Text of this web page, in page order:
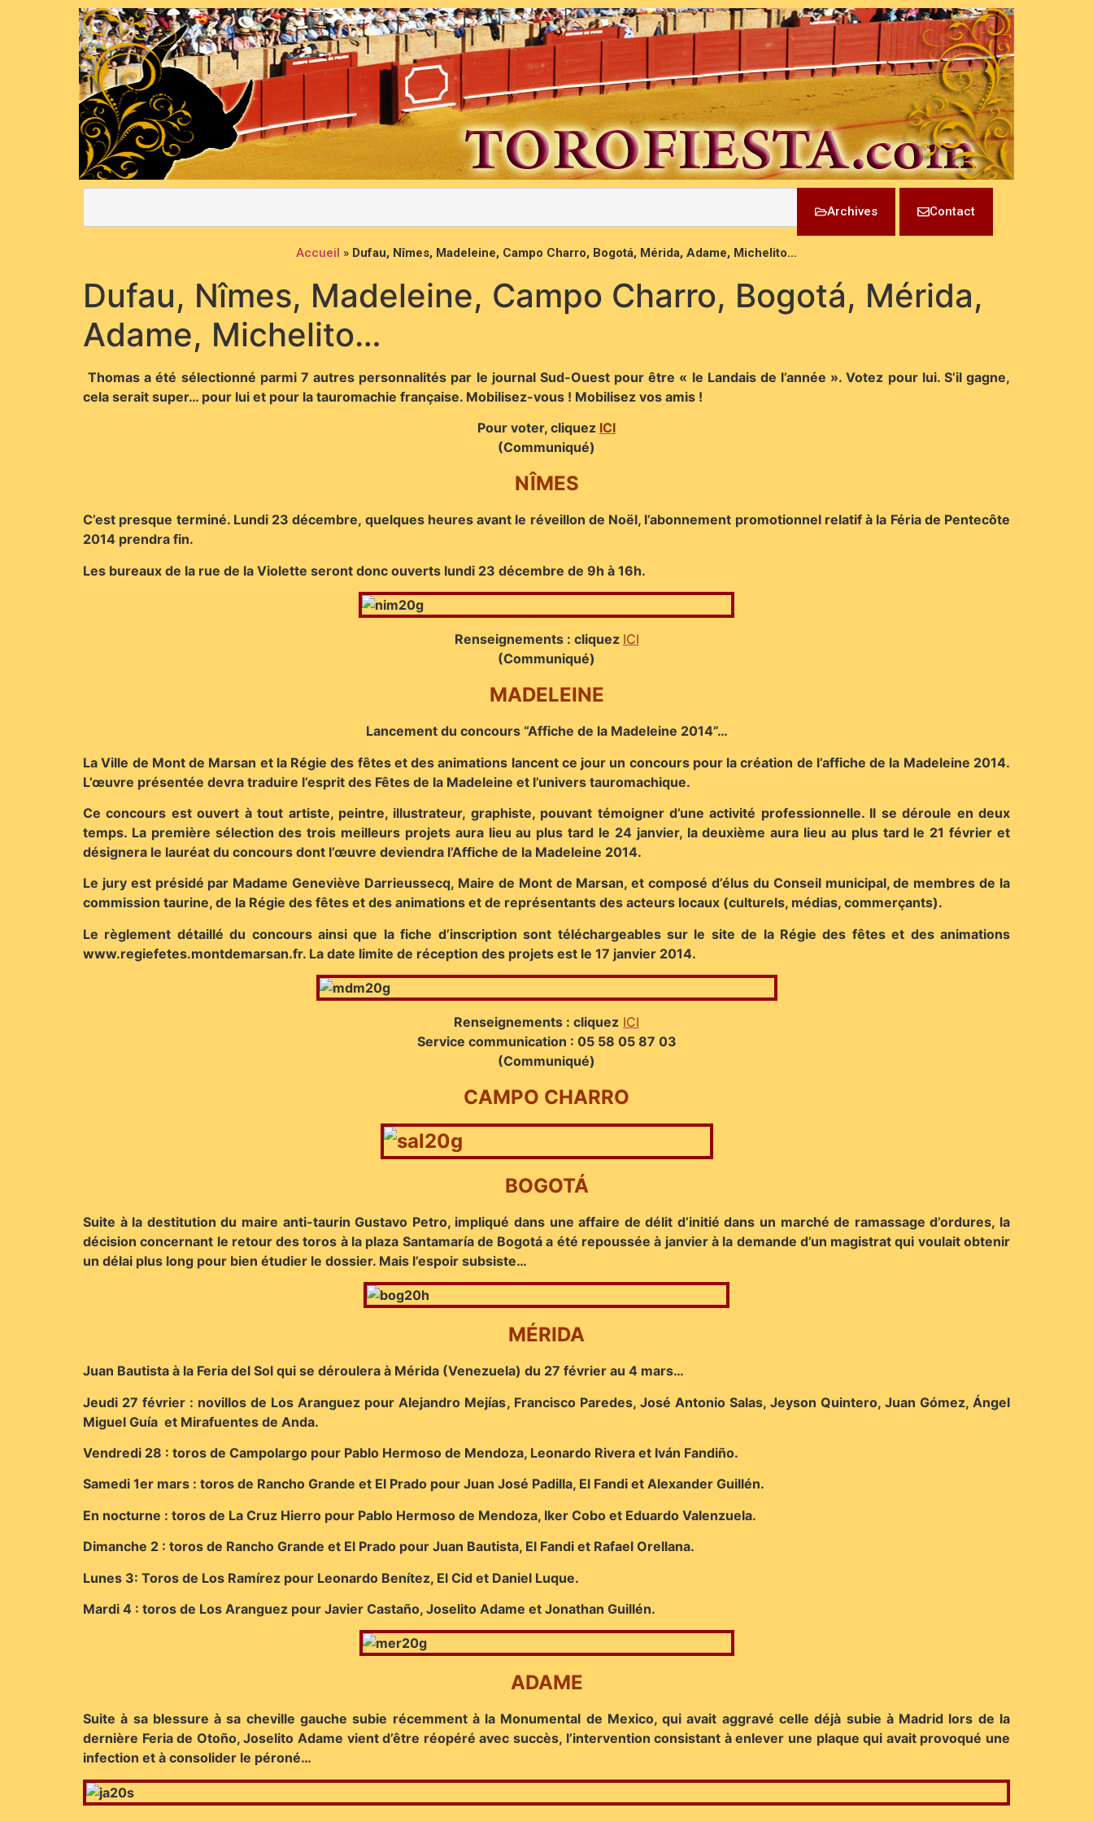
Archives Contact
Accueil » Dufau, Nîmes, Madeleine, Campo Charro, Bogotá, Mérida, Adame, Michelito…
Dufau, Nîmes, Madeleine, Campo Charro, Bogotá, Mérida,
Adame, Michelito…
Thomas a été sélectionné parmi 7 autres personnalités par le journal Sud-Ouest pour être « le Landais de l’année ». Votez pour lui. S’il gagne,
cela serait super… pour lui et pour la tauromachie française. Mobilisez-vous ! Mobilisez vos amis !
Pour voter, cliquez ICI
(Communiqué)
NÎMES
C’est presque terminé. Lundi 23 décembre, quelques heures avant le réveillon de Noël, l’abonnement promotionnel relatif à la Féria de Pentecôte
2014 prendra fin.
Les bureaux de la rue de la Violette seront donc ouverts lundi 23 décembre de 9h à 16h.
Renseignements : cliquez ICI
(Communiqué)
MADELEINE
Lancement du concours “Affiche de la Madeleine 2014”…
La Ville de Mont de Marsan et la Régie des fêtes et des animations lancent ce jour un concours pour la création de l’affiche de la Madeleine 2014.
L’œuvre présentée devra traduire l’esprit des Fêtes de la Madeleine et l’univers tauromachique.
Ce concours est ouvert à tout artiste, peintre, illustrateur, graphiste, pouvant témoigner d’une activité professionnelle. Il se déroule en deux
temps. La première sélection des trois meilleurs projets aura lieu au plus tard le 24 janvier, la deuxième aura lieu au plus tard le 21 février et
désignera le lauréat du concours dont l’œuvre deviendra l’Affiche de la Madeleine 2014.
Le jury est présidé par Madame Geneviève Darrieussecq, Maire de Mont de Marsan, et composé d’élus du Conseil municipal, de membres de la
commission taurine, de la Régie des fêtes et des animations et de représentants des acteurs locaux (culturels, médias, commerçants).
Le règlement détaillé du concours ainsi que la fiche d’inscription sont téléchargeables sur le site de la Régie des fêtes et des animations
www.regiefetes.montdemarsan.fr. La date limite de réception des projets est le 17 janvier 2014.
Renseignements : cliquez ICI
Service communication : 05 58 05 87 03
(Communiqué)
CAMPO CHARRO
BOGOTÁ
Suite à la destitution du maire anti-taurin Gustavo Petro, impliqué dans une affaire de délit d’initié dans un marché de ramassage d’ordures, la
décision concernant le retour des toros à la plaza Santamaría de Bogotá a été repoussée à janvier à la demande d’un magistrat qui voulait obtenir
un délai plus long pour bien étudier le dossier. Mais l’espoir subsiste…
MÉRIDA
Juan Bautista à la Feria del Sol qui se déroulera à Mérida (Venezuela) du 27 février au 4 mars…
Jeudi 27 février : novillos de Los Aranguez pour Alejandro Mejías, Francisco Paredes, José Antonio Salas, Jeyson Quintero, Juan Gómez, Ángel
Miguel Guía et Mirafuentes de Anda.
Vendredi 28 : toros de Campolargo pour Pablo Hermoso de Mendoza, Leonardo Rivera et Iván Fandiño.
Samedi 1er mars : toros de Rancho Grande et El Prado pour Juan José Padilla, El Fandi et Alexander Guillén.
En nocturne : toros de La Cruz Hierro pour Pablo Hermoso de Mendoza, Iker Cobo et Eduardo Valenzuela.
Dimanche 2 : toros de Rancho Grande et El Prado pour Juan Bautista, El Fandi et Rafael Orellana.
Lunes 3: Toros de Los Ramírez pour Leonardo Benítez, El Cid et Daniel Luque.
Mardi 4 : toros de Los Aranguez pour Javier Castaño, Joselito Adame et Jonathan Guillén.
ADAME
Suite à sa blessure à sa cheville gauche subie récemment à la Monumental de Mexico, qui avait aggravé celle déjà subie à Madrid lors de la
dernière Feria de Otoño, Joselito Adame vient d’être réopéré avec succès, l’intervention consistant à enlever une plaque qui avait provoqué une
infection et à consolider le péroné…